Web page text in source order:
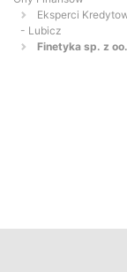
Eksperci
- Lubicz
Finetyka sp. z oo.